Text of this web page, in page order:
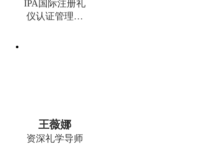
IPA国际注册礼
仪认证管理中
王薇娜
资深礼学导师